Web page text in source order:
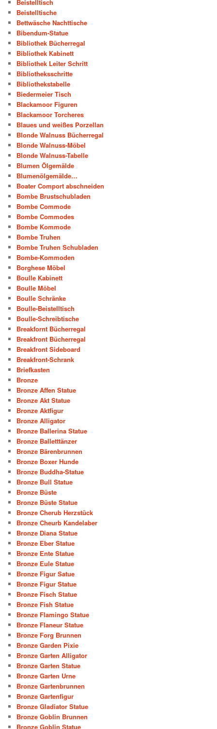
Beistelltisch
Beistelltische
Bettwäsche Nachttische
Bibendum-Statue
Bibliothek Bücherregal
Bibliothek Kabinett
Bibliothek Leiter Schritt
Bibliotheksschritte
Bibliothekstabelle
Biedermeier Tisch
Blackamoor Figuren
Blackamoor Torcheres
Blaues und weißes Porzellan
Blonde Walnuss Bücherregal
Blonde Walnuss-Möbel
Blonde Walnuss-Tabelle
Blumen Ölgemälde
Blumenölgemälde…
Boater Comport abschneiden
Bombe Brustschubladen
Bombe Commode
Bombe Commodes
Bombe Kommode
Bombe Truhen
Bombe Truhen Schubladen
Bombe-Kommoden
Borghese Möbel
Boulle Kabinett
Boulle Möbel
Boulle Schränke
Boulle-Beistelltisch
Boulle-Schreibtische
Breakfornt Bücherregal
Breakfront Bücherregal
Breakfront Sideboard
Breakfront-Schrank
Briefkasten
Bronze
Bronze Affen Statue
Bronze Akt Statue
Bronze Aktfigur
Bronze Alligator
Bronze Ballerina Statue
Bronze Balletttänzer
Bronze Bärenbrunnen
Bronze Boxer Hunde
Bronze Buddha-Statue
Bronze Bull Statue
Bronze Büste
Bronze Büste Statue
Bronze Cherub Herzstück
Bronze Cheurb Kandelaber
Bronze Diana Statue
Bronze Eber Statue
Bronze Ente Statue
Bronze Eule Statue
Bronze Figur Satue
Bronze Figur Statue
Bronze Fisch Statue
Bronze Fish Statue
Bronze Flamingo Statue
Bronze Flaneur Statue
Bronze Forg Brunnen
Bronze Garden Pixie
Bronze Garten Alligator
Bronze Garten Statue
Bronze Garten Urne
Bronze Gartenbrunnen
Bronze Gartenfigur
Bronze Gladiator Statue
Bronze Goblin Brunnen
Bronze Goblin Statue